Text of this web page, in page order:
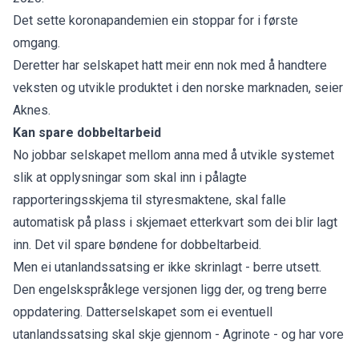
Det sette koronapandemien ein stoppar for i første
omgang.
Deretter har selskapet hatt meir enn nok med å handtere
veksten og utvikle produktet i den norske marknaden, seier
Aknes.
Kan spare dobbeltarbeid
No jobbar selskapet mellom anna med å utvikle systemet
slik at opplysningar som skal inn i pålagte
rapporteringsskjema til styresmaktene, skal falle
automatisk på plass i skjemaet etterkvart som dei blir lagt
inn. Det vil spare bøndene for dobbeltarbeid.
Men ei utanlandssatsing er ikke skrinlagt - berre utsett.
Den engelskspråklege versjonen ligg der, og treng berre
oppdatering. Datterselskapet som ei eventuell
utanlandssatsing skal skje gjennom - Agrinote - og har vore